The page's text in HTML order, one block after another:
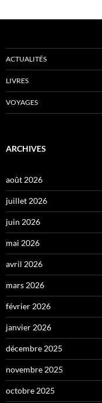
ACTUALITÉS
LIVRES
VOYAGES
ARCHIVES
août 2026
juillet 2026
juin 2026
mai 2026
avril 2026
mars 2026
février 2026
janvier 2026
décembre 2025
novembre 2025
octobre 2025